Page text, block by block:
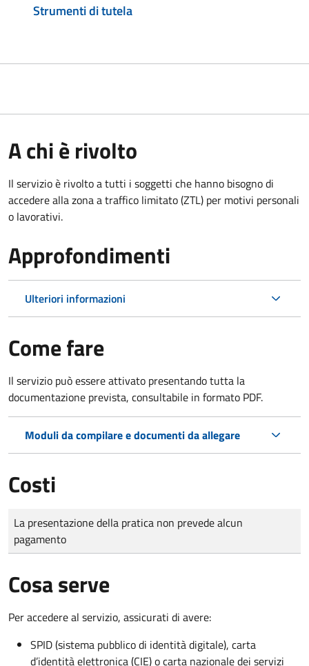
Strumenti di tutela
A chi è rivolto
Il servizio è rivolto a tutti i soggetti che hanno bisogno di
accedere alla zona a traffico limitato (ZTL) per motivi personali
o lavorativi.
Approfondimenti
Ulteriori informazioni
Come fare
Il servizio può essere attivato presentando tutta la
documentazione prevista, consultabile in formato PDF.
Moduli da compilare e documenti da allegare
Costi
Tipo di pagamento
Importo
La presentazione della pratica non prevede alcun
pagamento
Cosa serve
Per accedere al servizio, assicurati di avere:
SPID (sistema pubblico di identità digitale), carta
d’identità elettronica (CIE) o carta nazionale dei servizi